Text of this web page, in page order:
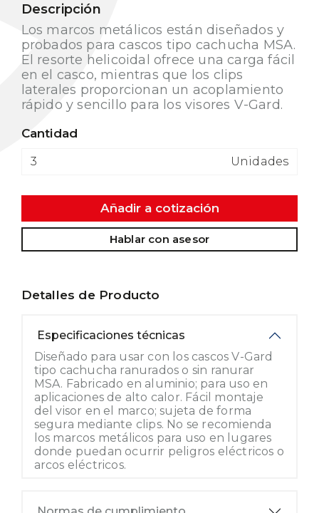
Descripción
Los marcos metálicos están diseñados y
probados para cascos tipo cachucha MSA.
El resorte helicoidal ofrece una carga fácil
en el casco, mientras que los clips
laterales proporcionan un acoplamiento
rápido y sencillo para los visores V-Gard.
Cantidad
Unidades
Añadir a cotización
Hablar con asesor
Detalles de Producto
Especificaciones técnicas
Diseñado para usar con los cascos V-Gard
tipo cachucha ranurados o sin ranurar
MSA. Fabricado en aluminio; para uso en
aplicaciones de alto calor. Fácil montaje
del visor en el marco; sujeta de forma
segura mediante clips. No se recomienda
los marcos metálicos para uso en lugares
donde puedan ocurrir peligros eléctricos o
arcos eléctricos.